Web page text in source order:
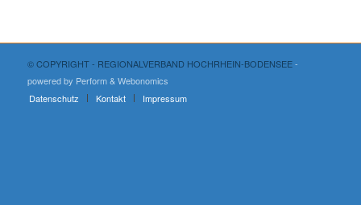
© COPYRIGHT - REGIONALVERBAND HOCHRHEIN-BODENSEE-
powered by Perform & Webonomics
Datenschutz
Kontakt Impressum